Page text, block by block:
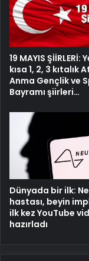
19 MAYIS ŞİİRLERİ:
kısa 1, 2, 3 kıtalık
Anma Gençlik ve
Bayramı şiirleri…
Dünyada bir ilk:
hastası, beyin
ilk kez YouTube
hazırladı